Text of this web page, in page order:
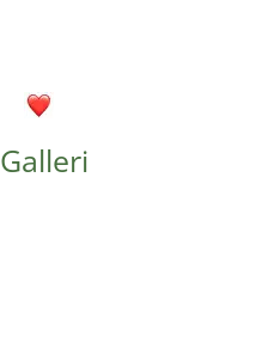
Galleri